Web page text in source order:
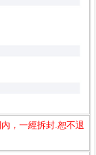
，一經拆封.恕不退